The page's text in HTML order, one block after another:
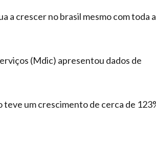
a crescer no brasil mesmo com toda a
(Mdic) apresentou dados de
um crescimento de cerca de